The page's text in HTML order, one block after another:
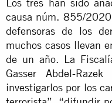
causa núm. 855/
defensoras de los
muchos casos llevan
de un año. La
Gasser Abdel-
investigarlos por los